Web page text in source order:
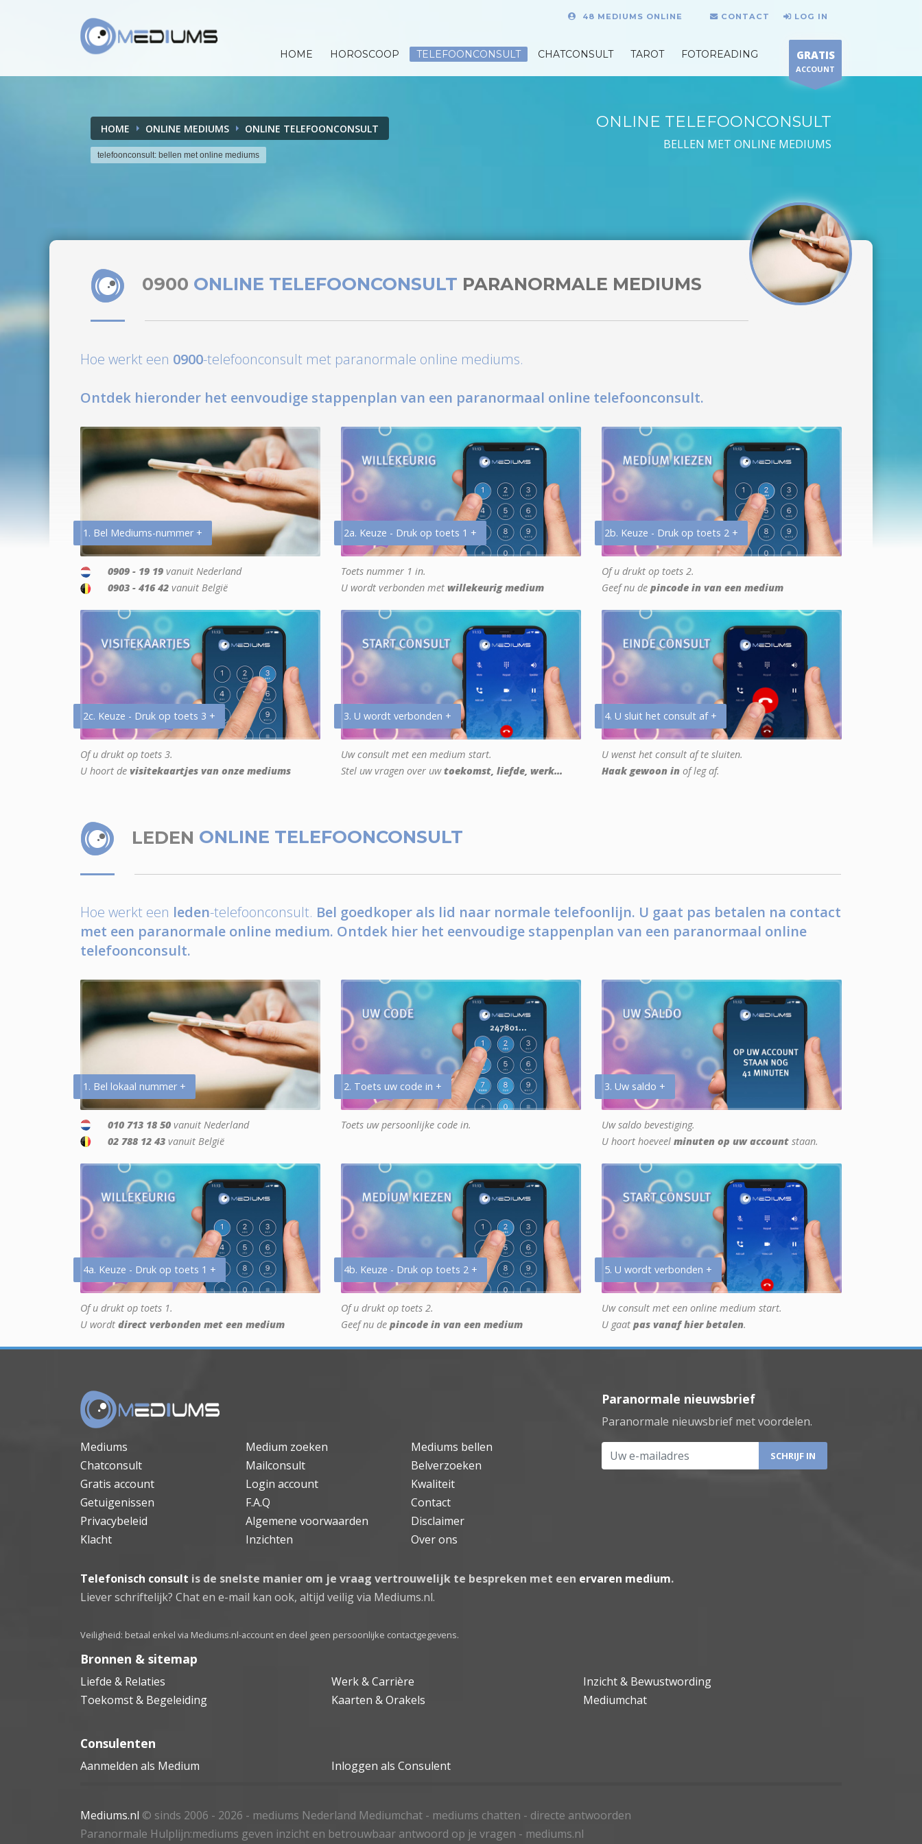
48 MEDIUMS ONLINE CONTACT LOG IN
HOME HOROSCOOP TELEFOONCONSULT CHATCONSULT TAROT FOTOREADING GRATIS
ACCOUNT
HOME ONLINE MEDIUMS ONLINE TELEFOONCONSULT
telefoonconsult: bellen met online mediums
ONLINE TELEFOONCONSULT
BELLEN MET ONLINE MEDIUMS
0900 ONLINE TELEFOONCONSULT PARANORMALE MEDIUMS
Hoe werkt een 0900-telefoonconsult met paranormale online mediums.
Ontdek hieronder het eenvoudige stappenplan van een paranormaal online telefoonconsult.
1. Bel Mediums-nummer +
0909 - 19 19 vanuit Nederland
0903 - 416 42 vanuit België
2a. Keuze - Druk op toets 1 +
Toets nummer 1 in.
U wordt verbonden met willekeurig medium
2b. Keuze - Druk op toets 2 +
Of u drukt op toets 2.
Geef nu de pincode in van een medium
2c. Keuze - Druk op toets 3 +
Of u drukt op toets 3.
U hoort de visitekaartjes van onze mediums
3. U wordt verbonden +
Uw consult met een medium start.
Stel uw vragen over uwtoekomst, liefde, werk...
4. U sluit het consult af +
U wenst het consult af te sluiten.
Haak gewoon in of leg af.
LEDEN ONLINE TELEFOONCONSULT
Hoe werkt een leden-telefoonconsult. Bel goedkoper als lid naar normale telefoonlijn. U gaat pas betalen na contact
met een paranormale online medium. Ontdek hier het eenvoudige stappenplan van een paranormaal online
telefoonconsult.
1. Bel lokaal nummer +
010 713 18 50 vanuit Nederland
02 788 12 43 vanuit België
2. Toets uw code in +
Toets uw persoonlijke code in.
3. Uw saldo +
Uw saldo bevestiging.
U hoort hoeveel minuten op uw account staan.
4a. Keuze - Druk op toets 1 +
Of u drukt op toets 1.
U wordt direct verbonden met een medium
4b. Keuze - Druk op toets 2 +
Of u drukt op toets 2.
Geef nu de pincode in van een medium
5. U wordt verbonden +
Uw consult met een online medium start.
U gaat pas vanaf hier betalen.
Mediums Medium zoeken
Mediums bellen
Chatconsult
Mailconsult
Belverzoeken
Gratis account
Login account
Kwaliteit
Getuigenissen
F.A.Q
Contact
Privacybeleid
Algemene voorwaarden
Disclaimer
Klacht
Inzichten Over ons
Paranormale nieuwsbrief
Paranormale nieuwsbrief met voordelen.
Uw e-mailadres
Telefonisch consult is de snelste manier om je vraag vertrouwelijk te bespreken met een ervaren medium.
Liever schriftelijk? Chat en e-mail kan ook, altijd veilig via Mediums.nl.
Veiligheid: betaal enkel via Mediums.nl-account en deel geen persoonlijke contactgegevens.
Bronnen & sitemap
Liefde & Relaties Werk & Carrière
Inzicht & Bewustwording
Toekomst & Begeleiding
Kaarten & Orakels Mediumchat
Consulenten
Aanmelden als Medium Inloggen als Consulent
Mediums.nl © sinds 2006 - 2026 - mediums Nederland Mediumchat - mediums chatten - directe antwoorden
Paranormale Hulplijn:mediums geven inzicht en betrouwbaar antwoord op je vragen - mediums.nl